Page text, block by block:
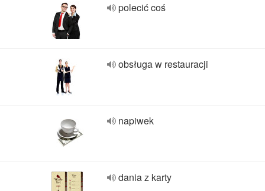
polecić coś
obsługa w restauracji
napiwek
dania z karty